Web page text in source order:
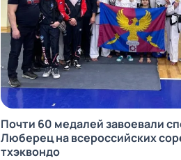
Почти 60 медалей завоевали
Люберец на всероссийских
тхэквондо